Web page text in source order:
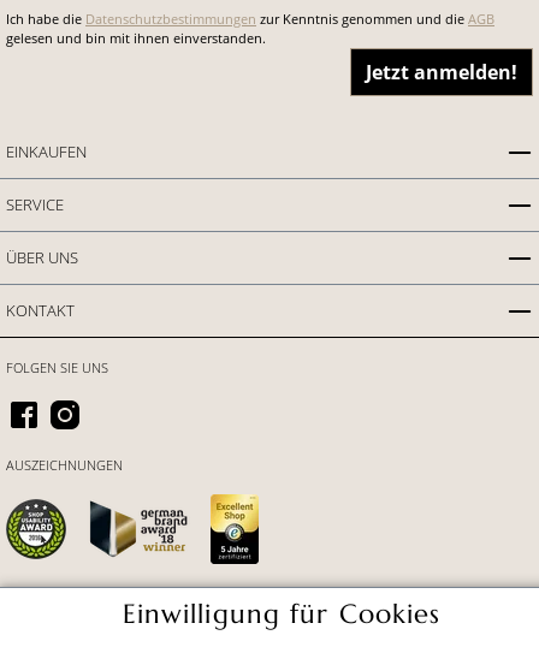
Ich habe die Datenschutzbestimmungen zur Kenntnis genommen und die AGB
gelesen und bin mit ihnen einverstanden.
Jetzt anmelden!
EINKAUFEN
SERVICE
ÜBER UNS
KONTAKT
FOLGEN SIE UNS
AUSZEICHNUNGEN
Einwilligung für Cookies